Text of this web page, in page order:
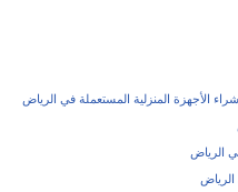
الأجهزة المنزلية المستعملة في الرياض
الرياض